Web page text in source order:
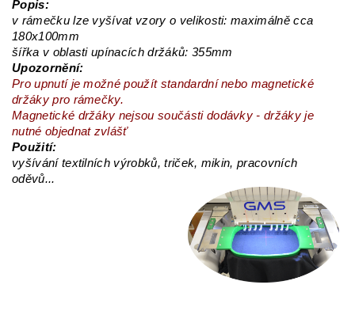
Popis:
v rámečku lze vyšívat vzory o velikosti: maximálně cca
180x100mm
šířka v oblasti upínacích držáků: 355mm
Upozornění:
Pro upnutí je možné použít standardní nebo magnetické
držáky pro rámečky.
Magnetické držáky nejsou součásti dodávky - držáky je
nutné objednat zvlášť
Použití:
vyšívání textilních výrobků, triček, mikin, pracovních
oděvů...